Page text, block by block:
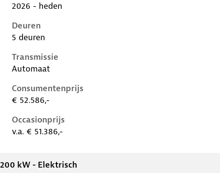
2026 - heden
Deuren
5 deuren
Transmissie
Automaat
Consumentenprijs
€ 52.586,-
Occasionprijs
v.a. € 51.386,-
200 kW - Elektrisch